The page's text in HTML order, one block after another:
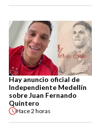
Hay anuncio oficial de
Independiente Medellín
sobre Juan Fernando
Quintero
Hace2 horas